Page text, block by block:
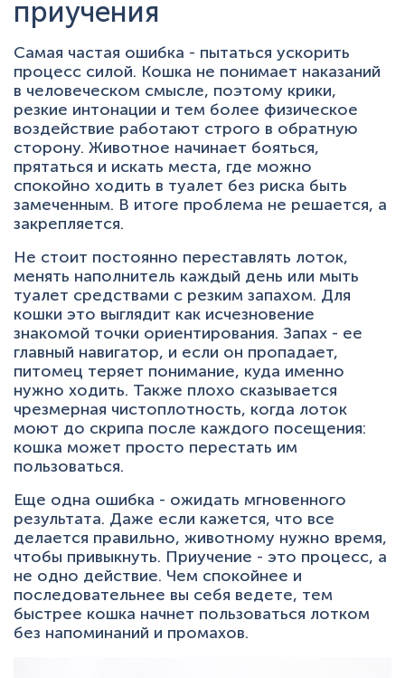
приучения
Самая частая ошибка - пытаться ускорить
процесс силой. Кошка не понимает наказаний
в человеческом смысле, поэтому крики,
резкие интонации и тем более физическое
воздействие работают строго в обратную
сторону. Животное начинает бояться,
прятаться и искать места, где можно
спокойно ходить в туалет без риска быть
замеченным. В итоге проблема не решается, а
закрепляется.
Не стоит постоянно переставлять лоток,
менять наполнитель каждый день или мыть
туалет средствами с резким запахом. Для
кошки это выглядит как исчезновение
знакомой точки ориентирования. Запах - ее
главный навигатор, и если он пропадает,
питомец теряет понимание, куда именно
нужно ходить. Также плохо сказывается
чрезмерная чистоплотность, когда лоток
моют до скрипа после каждого посещения:
кошка может просто перестать им
пользоваться.
Еще одна ошибка - ожидать мгновенного
результата. Даже если кажется, что все
делается правильно, животному нужно время,
чтобы привыкнуть. Приучение - это процесс, а
не одно действие. Чем спокойнее и
последовательнее вы себя ведете, тем
быстрее кошка начнет пользоваться лотком
без напоминаний и промахов.